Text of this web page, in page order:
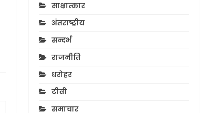
साक्षात्कार
अंतराष्ट्रीय
सन्दर्भ
राजनीति
धरोहर
टीवी
समाचार